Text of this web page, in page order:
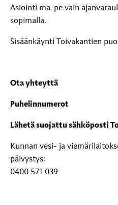
Asiointi ma-pe vain
sopimalla.
Sisäänkäynti Toivakantien
Ota yhteyttä
Puhelinnumerot
Lähetä suojattu sähköposti
Kunnan vesi- ja
päivystys:
0400 571 039